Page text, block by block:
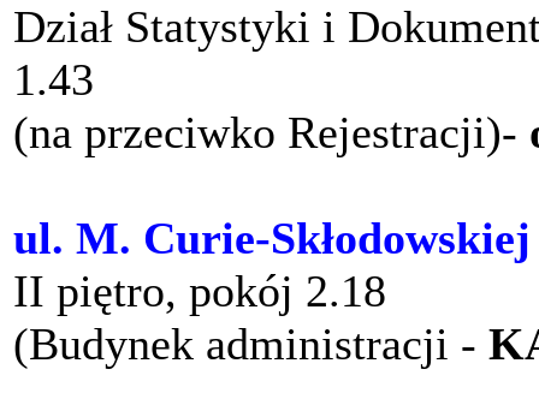
Dział Statystyki i
1.43
(na przeciwko Rejestracji)-
ul. M. Curie-Skłodowskiej
II piętro, pokój 2.18
(Budynek administracji -